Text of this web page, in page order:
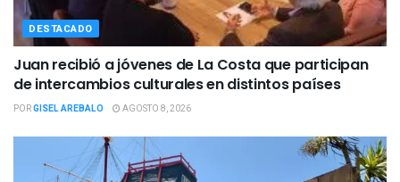
DESTACADO
Juan recibió a jóvenes de La Costa que participan
de intercambios culturales en distintos países
PORGISEL AREBALO AGOSTO 8, 2026